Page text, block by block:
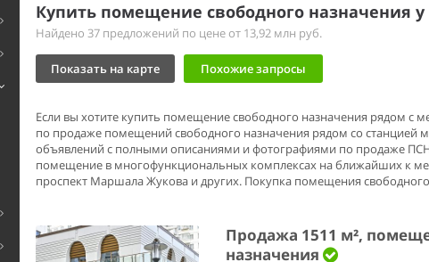
Купить помещение свободного назначения
Найдено 37 предложений по цене от 13,92 млн руб.
Показать на карте Похожие запросы
Если вы хотите купить помещение свободного назначения рядом с
по продаже помещений свободного назначения рядом со станцией
объявлений с полными описаниями и фотографиями по продаже
помещение в многофункциональных комплексах на ближайших к
проспект Маршала Жукова и других. Покупка помещения
Продажа 1511 м²,
назначения